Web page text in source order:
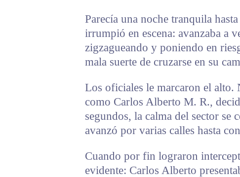
Parecía una noche tranquila
irrumpió en escena: avanzaba a
zigzagueando y poniendo en
mala suerte de cruzarse en su
Los oficiales le marcaron el
como Carlos Alberto M. R.,
segundos, la calma del sector se
avanzó por varias calles hasta
Cuando por fin lograron
evidente: Carlos Alberto